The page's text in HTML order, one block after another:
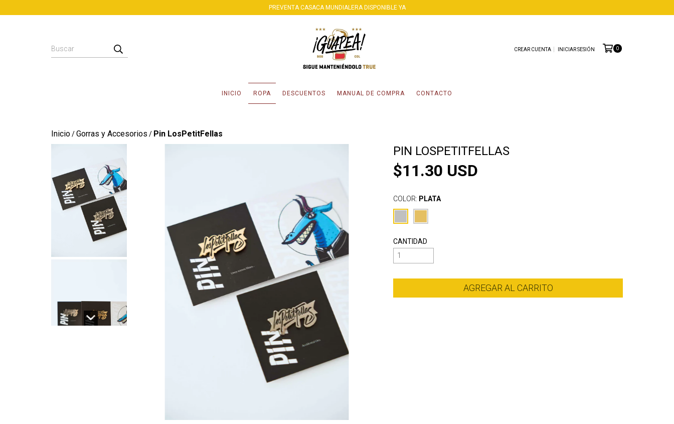
PREVENTA CASACA MUNDIALERA DISPONIBLE YA
CREAR CUENTA INICIAR SESIÓN 0
INICIO ROPA DESCUENTOS MANUAL DE COMPRA CONTACTO
Inicio/Gorras y Accesorios / Pin LosPetitFellas
PIN LOSPETITFELLAS
$11.30 USD
COLOR: PLATA
CANTIDAD